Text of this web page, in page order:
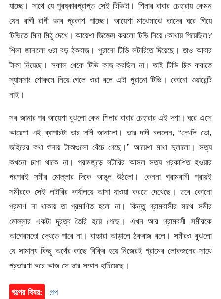
যাচ্ছে। সাথে যে পুরষ্কারপ্রাপ্ত সেই টিভিটা। শিলার বাবার চেহারায় কেমন
যেন রাগী রাগী ভাব প্রকাশ পাচ্ছে। আয়েশা মাঝেমাঝে তাদের ঘরে গিয়ে
টিভিতে মিনা মিঠু দেখে। আয়েশা জিজ্ঞেস করলো টিভি নিয়ে কোথায় গিয়েছিল?
শিলা জানালো ওরা বড় ঠকবাজ। পুরানো টিভি লটারিতে দিয়েছে। তাও আবার
টাকা নিয়েছে। সকাল থেকে টিভি কাজ করছিল না। তাই টিভি ঠিক করাতে
স্যামসাং শোরুমে নিয়ে গেলে ওরা বলে এটা পুরানো টিভি। কোনো ওয়ারেন্টি
নাই।
সব জানার পর আয়েশা বুঝলো কেন শিলার বাবার চেহারার এই দশা। ঘরে এসে
আয়েশা এই ব্যাপারটা তার দাদী জানালো। তার দাদী বললেন, “দেখলি তো,
জহিরের কথা শুনায় টাকাগুলো বেঁচে গেছে।” আয়েশা মাথা দুলালো। সত্য
কখনো চাপা থাকে না। গ্রামজুড়ে লটারির আসল সত্য প্রকাশিত হওয়ার
পরপরই সমীর মোল্লার দিকে আঙুল উঠলো। কেননা গ্রামবাসী প্রায়ই
সমীরকে সেই লটারির কার্যালয়ে আসা যাওয়া করতে দেখেছে। তবে কোনো
প্রমাণ না থাকায় তা প্রমাণিত হলো না। কিন্তু গ্রামবাসীর সাথে সমীর
মোল্লার একটা দূরত্ব তৈরি হয়ে গেছে। এখন আর গ্রামবসী সমীরকে
আগেরমতো দেখতে পারে না। বাচ্চারা আড়ালে ঠকবাজ বলে। সমীরও বুঝলো
যে সামান্য কিছু অর্থের কাছে বিক্রি হয়ে নিজেরই গ্রামের লোকজনের সাথে
প্রতারণা করে আজ সে তার সম্মান হারিয়েছে।
গল্পের বিষয়: গল্প